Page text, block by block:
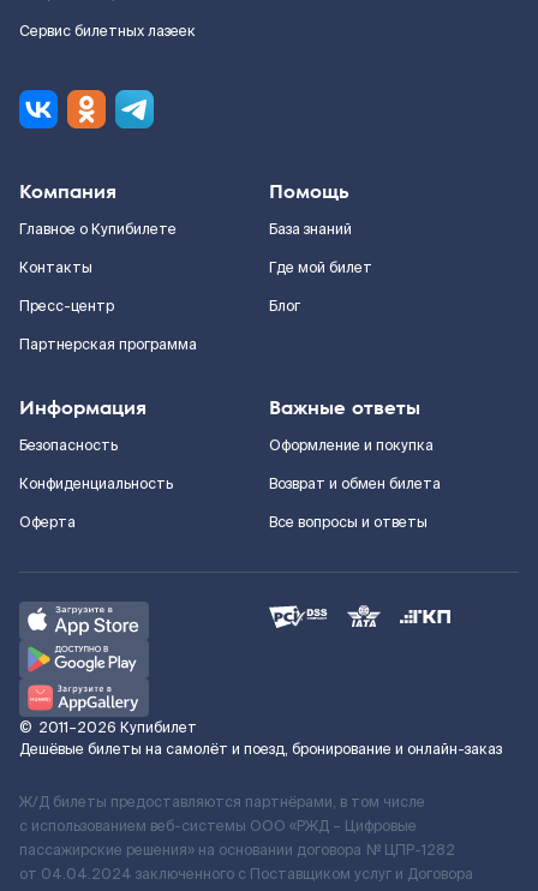
Сервис билетных лазеек
Компания
Главное о Купибилете
Контакты
Пресс-центр
Партнерская программа
Помощь
База знаний
Где мой билет
Блог
Информация
Безопасность
Конфиденциальность
Оферта
Важные ответы
Оформление и покупка
Возврат и обмен билета
Все вопросы и ответы
© 2011–2026 Купибилет
Дешёвые билеты на самолёт и поезд, бронирование и онлайн-заказ
Ж/Д билеты предоставляются партнёрами, в том числе
с использованием веб-системы ООО «РЖД – Цифровые
пассажирские решения» на основании договора № ЦПР-1282
от 04.04.2024 заключенного с Поставщиком услуг и Договора